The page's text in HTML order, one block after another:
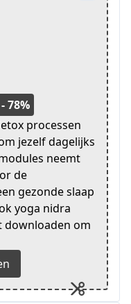
- 78%
processen
jezelf dagelijks
neemt
de
gezonde slaap
yoga nidra
downloaden om